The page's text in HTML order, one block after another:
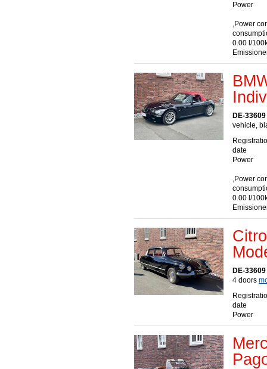
Power
,Power
0.00 l/
DE-
vehicle,
date
Power
,Power
0.00 l/
DE-
4 doors
date
Power